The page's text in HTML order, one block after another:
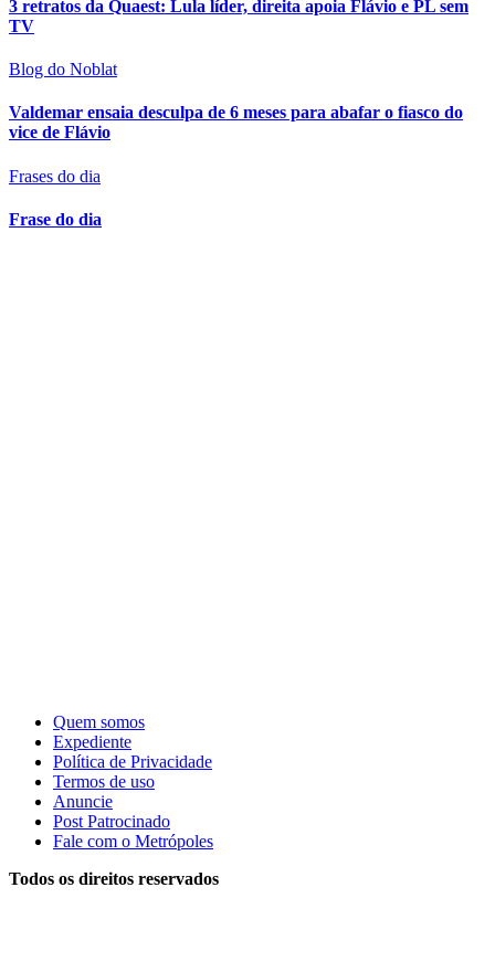
3 retratos da Quaest: Lula líder, direita apoia Flávio e PL sem
TV
Blog do Noblat
Valdemar ensaia desculpa de 6 meses para abafar o fiasco do
vice de Flávio
Frases do dia
Frase do dia
Quem somos
Expediente
Política de Privacidade
Termos de uso
Anuncie
Post Patrocinado
Fale com o Metrópoles
Todos os direitos reservados